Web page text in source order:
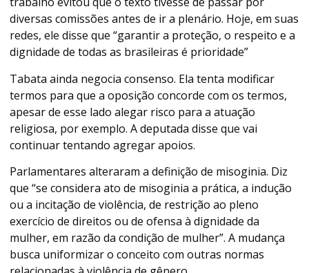
diversas comissões antes de ir a plenário. Hoje, em suas
redes, ele disse que “garantir a proteção, o respeito e a
dignidade de todas as brasileiras é prioridade”
Tabata ainda negocia consenso. Ela tenta modificar
termos para que a oposição concorde com os termos,
apesar de esse lado alegar risco para a atuação
religiosa, por exemplo. A deputada disse que vai
continuar tentando agregar apoios.
Parlamentares alteraram a definição de misoginia. Diz
que “se considera ato de misoginia a prática, a indução
ou a incitação de violência, de restrição ao pleno
exercício de direitos ou de ofensa à dignidade da
mulher, em razão da condição de mulher”. A mudança
busca uniformizar o conceito com outras normas